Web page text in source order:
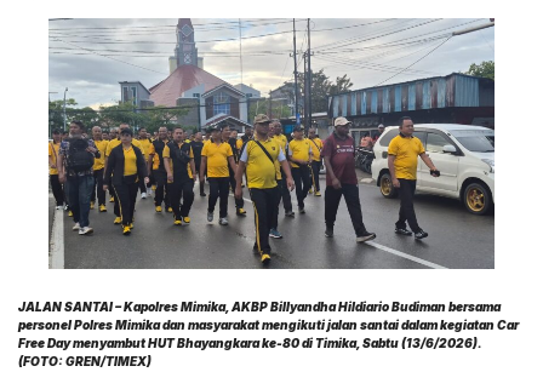
JALAN SANTAI – Kapolres Mimika, AKBP Billyandha Hildiario Budiman bersama
personel Polres Mimika dan masyarakat mengikuti jalan santai dalam kegiatan Car
Free Day menyambut HUT Bhayangkara ke-80 di Timika, Sabtu (13/6/2026).
(FOTO: GREN/TIMEX)